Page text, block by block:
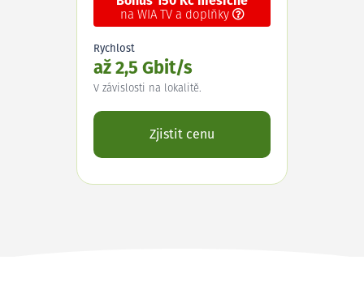
na WIA TV a doplňky
Rychlost
až 2,5 Gbit/s
V závislosti na lokalitě.
Zjistit cenu